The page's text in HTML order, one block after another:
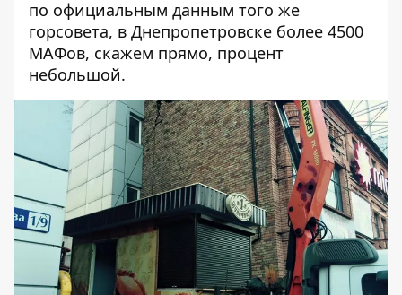
по официальным данным того же
горсовета, в Днепропетровске более 4500
МАФов, скажем прямо, процент
небольшой.